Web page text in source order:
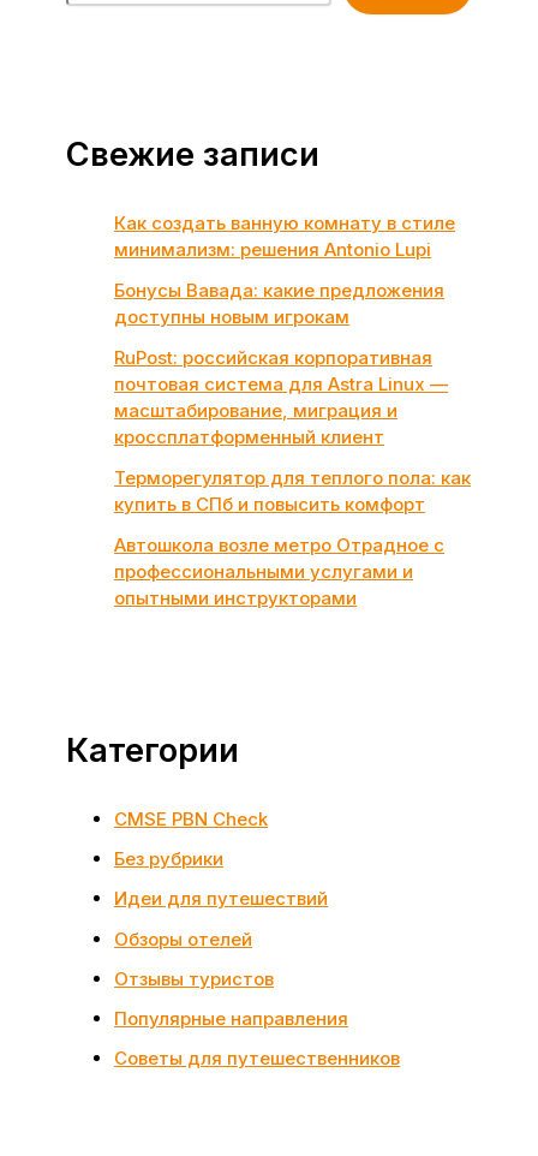
Свежие записи
Как создать ванную комнату в стиле
минимализм: решения Antonio Lupi
Бонусы Вавада: какие предложения
доступны новым игрокам
RuPost: российская корпоративная
почтовая система для Astra Linux —
масштабирование, миграция и
кроссплатформенный клиент
Терморегулятор для теплого пола: как
купить в СПб и повысить комфорт
Автошкола возле метро Отрадное с
профессиональными услугами и
опытными инструкторами
Категории
CMSE PBN Check
Без рубрики
Идеи для путешествий
Обзоры отелей
Отзывы туристов
Популярные направления
Советы для путешественников